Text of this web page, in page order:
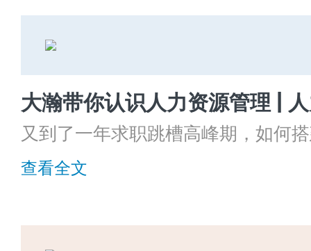
又到了一年求职跳槽高峰期，如何
更多人才呢？
查看全文